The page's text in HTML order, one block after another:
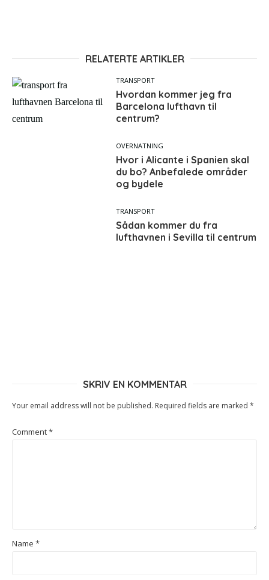
RELATERTE ARTIKLER
TRANSPORT
Hvordan kommer jeg fra
Barcelona lufthavn til
centrum?
OVERNATNING
Hvor i Alicante i Spanien skal
du bo? Anbefalede områder
og bydele
TRANSPORT
Sådan kommer du fra
lufthavnen i Sevilla til centrum
SKRIV EN KOMMENTAR
Your email address will not be published. Required fields are marked *
Comment*
Name *